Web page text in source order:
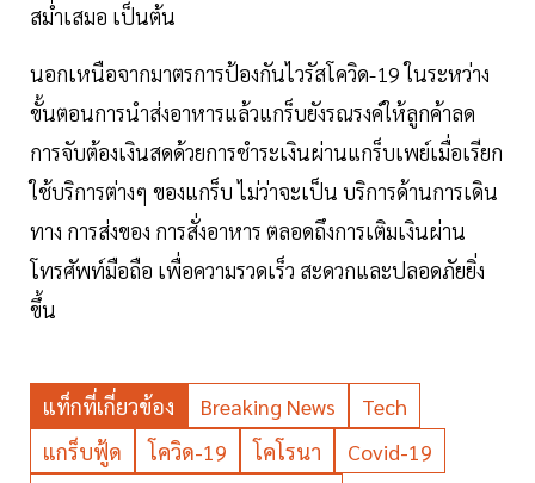
สม่ำเสมอ เป็นต้น
นอกเหนือจากมาตรการป้องกันไวรัสโควิด-19 ในระหว่าง
ขั้นตอนการนำส่งอาหารแล้วแกร็บยังรณรงค์ให้ลูกค้าลด
การจับต้องเงินสดด้วยการชำระเงินผ่านแกร็บเพย์เมื่อเรียก
ใช้บริการต่างๆ ของแกร็บ ไม่ว่าจะเป็น บริการด้านการเดิน
ทาง การส่งของ การสั่งอาหาร ตลอดถึงการเติมเงินผ่าน
โทรศัพท์มือถือ เพื่อความรวดเร็ว สะดวกและปลอดภัยยิ่ง
ขึ้น
แท็กที่เกี่ยวข้อง Breaking News
Tech
แกร็บฟู้ด
โควิด-19 โคโรนา
Covid-19